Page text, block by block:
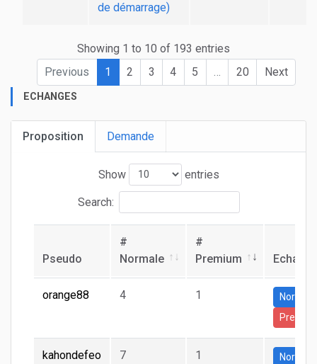
de démarrage)
Showing 1 to 10 of 193 entries
Previous
1 2 3 4 5 20 Next
ECHANGES
Proposition Demande
Show entries
Search:
Pseudo
#
Normale
#
Premium
orange88 4 1
Normale
kahondefeo 7 1
Normale